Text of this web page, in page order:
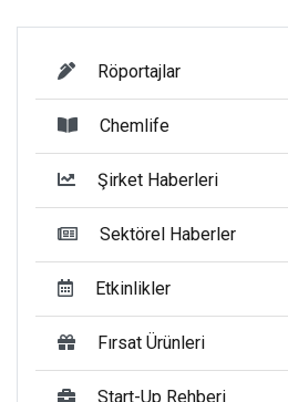
Röportajlar
Chemlife
Şirket Haberleri
Sektörel Haberler
Etkinlikler
Fırsat Ürünleri
Start-Up Rehberi